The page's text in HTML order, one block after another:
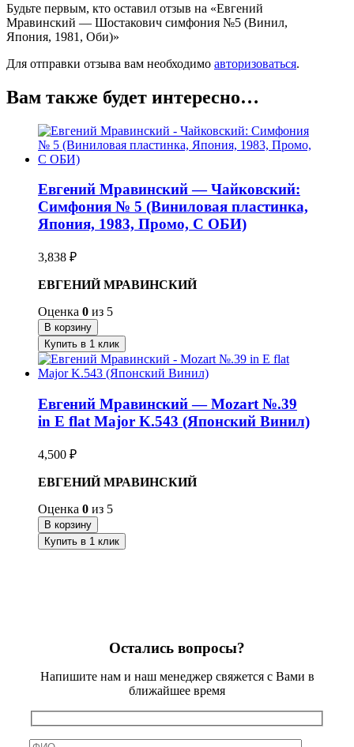
Будьте первым, кто оставил отзыв на «Евгений
Мравинский — Шостакович симфония №5 (Винил,
Япония, 1981, Оби)»
Для отправки отзыва вам необходимо авторизоваться.
Вам также будет интересно…
Евгений Мравинский — Чайковский:
Симфония № 5 (Виниловая пластинка,
Япония, 1983, Промо, С ОБИ)
3,838 ₽
ЕВГЕНИЙ МРАВИНСКИЙ
Оценка 0 из 5
В корзину
Купить в 1 клик
Евгений Мравинский — Mozart №.39
in E flat Major K.543 (Японский Винил)
4,500 ₽
ЕВГЕНИЙ МРАВИНСКИЙ
Оценка 0 из 5
В корзину
Купить в 1 клик
Остались вопросы?
Напишите нам и наш менеджер свяжется с Вами в
ближайшее время